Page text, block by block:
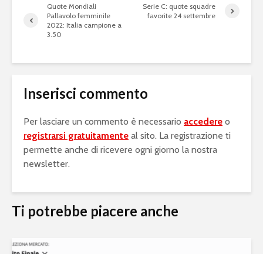
Quote Mondiali
Pallavolo femminile
2022: Italia campione a
3.50
Serie C: quote squadre
favorite 24 settembre
Inserisci commento
Per lasciare un commento è necessario accedere o
registrarsi gratuitamente al sito. La registrazione ti
permette anche di ricevere ogni giorno la nostra
newsletter.
Ti potrebbe piacere anche